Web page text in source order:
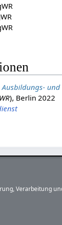
Ausbildungs-
), Berlin 2022